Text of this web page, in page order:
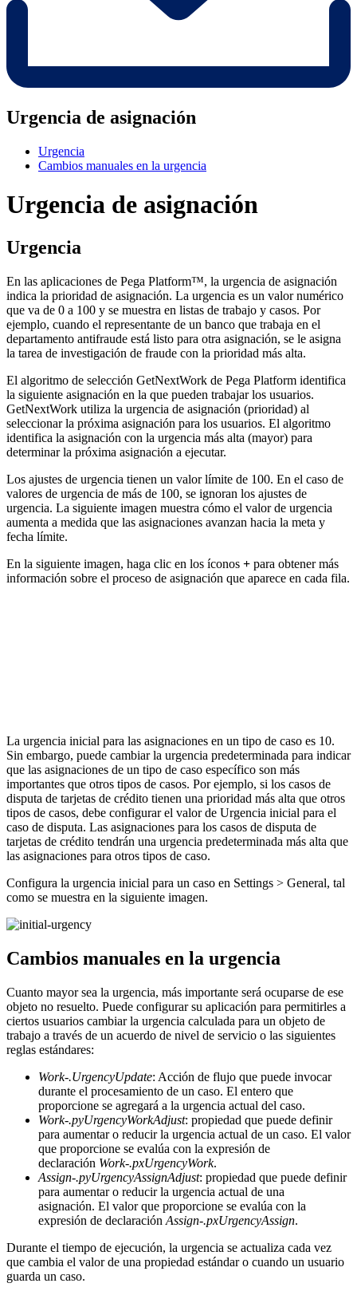
Urgencia de asignación
Urgencia
Cambios manuales en la urgencia
Urgencia de asignación
Urgencia
En las aplicaciones de Pega Platform™, la urgencia de asignación
indica la prioridad de asignación. La urgencia es un valor numérico
que va de 0 a 100 y se muestra en listas de trabajo y casos. Por
ejemplo, cuando el representante de un banco que trabaja en el
departamento antifraude está listo para otra asignación, se le asigna
la tarea de investigación de fraude con la prioridad más alta.
El algoritmo de selección GetNextWork de Pega Platform identifica
la siguiente asignación en la que pueden trabajar los usuarios.
GetNextWork utiliza la urgencia de asignación (prioridad) al
seleccionar la próxima asignación para los usuarios. El algoritmo
identifica la asignación con la urgencia más alta (mayor) para
determinar la próxima asignación a ejecutar.
Los ajustes de urgencia tienen un valor límite de 100. En el caso de
valores de urgencia de más de 100, se ignoran los ajustes de
urgencia. La siguiente imagen muestra cómo el valor de urgencia
aumenta a medida que las asignaciones avanzan hacia la meta y
fecha límite.
En la siguiente imagen, haga clic en los íconos + para obtener más
información sobre el proceso de asignación que aparece en cada fila.
La urgencia inicial para las asignaciones en un tipo de caso es 10.
Sin embargo, puede cambiar la urgencia predeterminada para indicar
que las asignaciones de un tipo de caso específico son más
importantes que otros tipos de casos. Por ejemplo, si los casos de
disputa de tarjetas de crédito tienen una prioridad más alta que otros
tipos de casos, debe configurar el valor de Urgencia inicial para el
caso de disputa. Las asignaciones para los casos de disputa de
tarjetas de crédito tendrán una urgencia predeterminada más alta que
las asignaciones para otros tipos de caso.
Configura la urgencia inicial para un caso en Settings > General, tal
como se muestra en la siguiente imagen.
Cambios manuales en la urgencia
Cuanto mayor sea la urgencia, más importante será ocuparse de ese
objeto no resuelto. Puede configurar su aplicación para permitirles a
ciertos usuarios cambiar la urgencia calculada para un objeto de
trabajo a través de un acuerdo de nivel de servicio o las siguientes
reglas estándares:
Work-.UrgencyUpdate: Acción de flujo que puede invocar
durante el procesamiento de un caso. El entero que
proporcione se agregará a la urgencia actual del caso.
Work-.pyUrgencyWorkAdjust: propiedad que puede definir
para aumentar o reducir la urgencia actual de un caso. El valor
que proporcione se evalúa con la expresión de
declaración Work-.pxUrgencyWork.
Assign-.pyUrgencyAssignAdjust: propiedad que puede definir
para aumentar o reducir la urgencia actual de una
asignación. El valor que proporcione se evalúa con la
expresión de declaración Assign-.pxUrgencyAssign.
Durante el tiempo de ejecución, la urgencia se actualiza cada vez
que cambia el valor de una propiedad estándar o cuando un usuario
guarda un caso.